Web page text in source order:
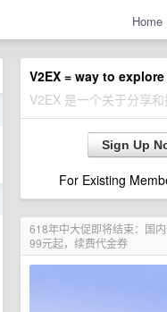
Home
V2EX = way to explore
V2EX 是一个关于分享
Sign Up
For Existing
618年中大促即将结束：国内
99元起，续费代金券